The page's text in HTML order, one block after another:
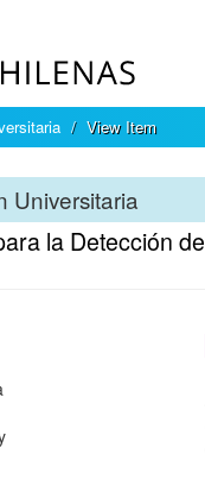
View Item
Universitaria
la Detección